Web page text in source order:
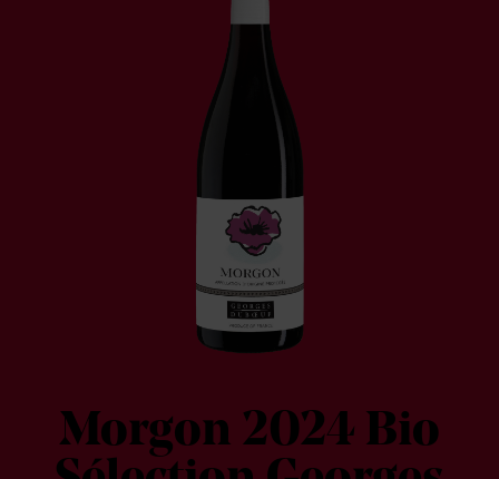
Morgon 2024 Bio